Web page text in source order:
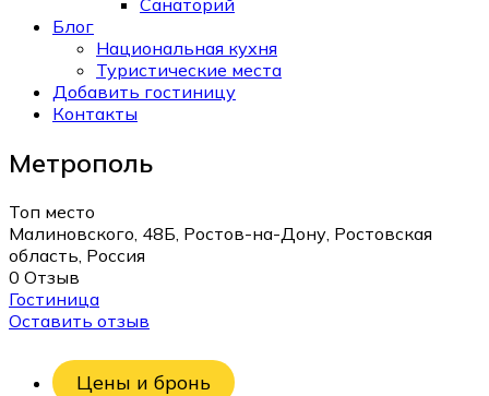
Санаторий
Блог
Национальная кухня
Туристические места
Добавить гостиницу
Контакты
Метрополь
Топ место
Малиновского, 48Б, Ростов-на-Дону, Ростовская
область, Россия
0 Отзыв
Гостиница
Оставить отзыв
Цены и бронь